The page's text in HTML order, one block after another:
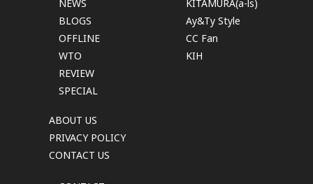
NEWS
BLOGS
OFFLINE
WTO
REVIEW
SPECIAL
ABOUT US
PRIVACY POLICY
CONTACT US
KITAMURA(a-ls)
Ay&Ty Style
CC Fan
KIH